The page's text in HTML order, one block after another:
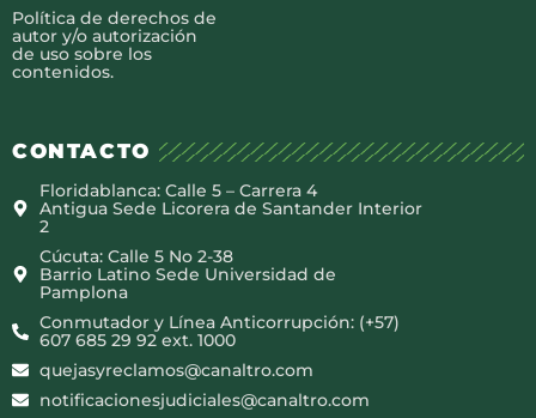
Política de derechos de
autor y/o autorización
de uso sobre los
contenidos.
CONTACTO
Floridablanca: Calle 5 – Carrera 4
Antigua Sede Licorera de Santander Interior
2
Cúcuta: Calle 5 No 2-38
Barrio Latino Sede Universidad de
Pamplona
Conmutador y Línea Anticorrupción: (+57)
607 685 29 92 ext. 1000
quejasyreclamos@canaltro.com
notificacionesjudiciales@canaltro.com